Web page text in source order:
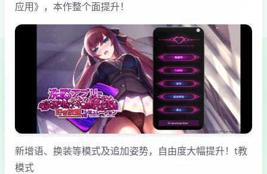
应用》，本作整个面提升！
新增语、换装等模式及追加姿势，自由度大幅提升！t教
模式